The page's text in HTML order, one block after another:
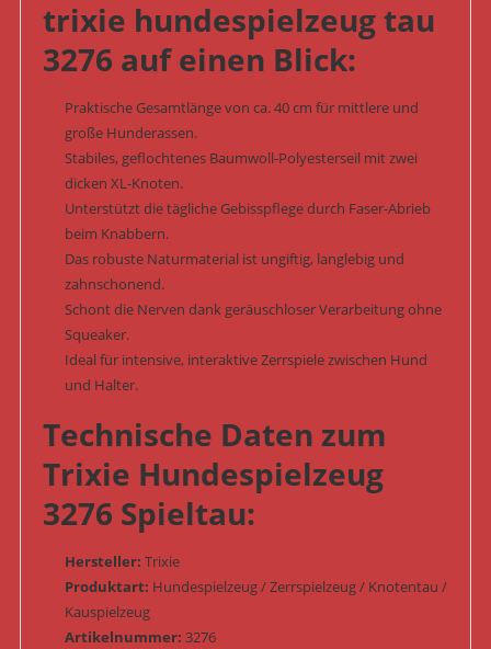
trixie hundespielzeug tau
3276 auf einen Blick:
Praktische Gesamtlänge von ca. 40 cm für mittlere und
große Hunderassen.
Stabiles, geflochtenes Baumwoll-Polyesterseil mit zwei
dicken XL-Knoten.
Unterstützt die tägliche Gebisspflege durch Faser-Abrieb
beim Knabbern.
Das robuste Naturmaterial ist ungiftig, langlebig und
zahnschonend.
Schont die Nerven dank geräuschloser Verarbeitung ohne
Squeaker.
Ideal für intensive, interaktive Zerrspiele zwischen Hund
und Halter.
Technische Daten zum
Trixie Hundespielzeug
3276 Spieltau:
Hersteller: Trixie
Produktart: Hundespielzeug / Zerrspielzeug / Knotentau /
Kauspielzeug
Artikelnummer: 3276